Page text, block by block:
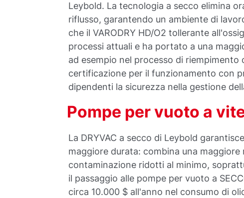
Leybold. La tecnologia a secco elimina
riflusso, garantendo un ambiente di
che il VARODRY HD/O2 tollerante
processi attuali e ha portato a una
ad esempio nel processo di riempimento
certificazione per il funzionamento con
dipendenti la sicurezza nella gestione
Pompe per vuoto a
La DRYVAC a secco di Leybold
maggiore durata: combina una
contaminazione ridotti al minimo,
il passaggio alle pompe per vuoto a
circa 10.000 $ all'anno nel consumo di